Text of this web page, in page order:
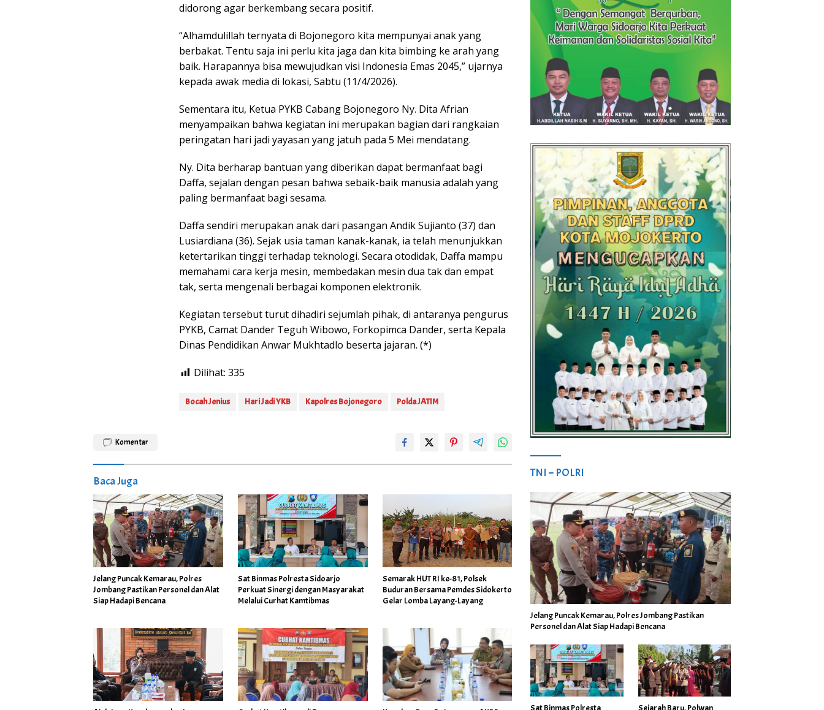
didorong agar berkembang secara positif.
“Alhamdulillah ternyata di Bojonegoro kita mempunyai anak yang
berbakat. Tentu saja ini perlu kita jaga dan kita bimbing ke arah yang
baik. Harapannya bisa mewujudkan visi Indonesia Emas 2045,” ujarnya
kepada awak media di lokasi, Sabtu (11/4/2026).
Sementara itu, Ketua PYKB Cabang Bojonegoro Ny. Dita Afrian
menyampaikan bahwa kegiatan ini merupakan bagian dari rangkaian
peringatan hari jadi yayasan yang jatuh pada 5 Mei mendatang.
Ny. Dita berharap bantuan yang diberikan dapat bermanfaat bagi
Daffa, sejalan dengan pesan bahwa sebaik-baik manusia adalah yang
paling bermanfaat bagi sesama.
Daffa sendiri merupakan anak dari pasangan Andik Sujianto (37) dan
Lusiardiana (36). Sejak usia taman kanak-kanak, ia telah menunjukkan
ketertarikan tinggi terhadap teknologi. Secara otodidak, Daffa mampu
memahami cara kerja mesin, membedakan mesin dua tak dan empat
tak, serta mengenali berbagai komponen elektronik.
Kegiatan tersebut turut dihadiri sejumlah pihak, di antaranya pengurus
PYKB, Camat Dander Teguh Wibowo, Forkopimca Dander, serta Kepala
Dinas Pendidikan Anwar Mukhtadlo beserta jajaran. (*)
Dilihat: 335
Bocah Jenius Hari Jadi YKB Kapolres Bojonegoro Polda JATIM
Komentar
Baca Juga
Jelang Puncak Kemarau, Polres
Jombang Pastikan Personel dan Alat
Siap Hadapi Bencana
Sat Binmas Polresta Sidoarjo
Perkuat Sinergi dengan Masyarakat
Melalui Curhat Kamtibmas
Semarak HUT RI ke-81, Polsek
Buduran Bersama Pemdes Sidokerto
Gelar Lomba Layang-Layang
TNI – POLRI
Jelang Puncak Kemarau, Polres Jombang Pastikan
Personel dan Alat Siap Hadapi Bencana